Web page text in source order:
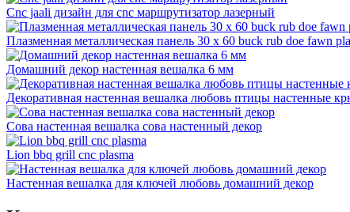
Cnc jaali дизайн для cnc маршрутизатор лазерный
Плазменная металлическая панель 30 x 60 buck rub doe fawn
Домашний декор настенная вешалка 6 мм
Декоративная настенная вешалка любовь птицы настенные
Сова настенная вешалка сова настенный декор
Lion bbq grill cnc plasma
Настенная вешалка для ключей любовь домашний декор